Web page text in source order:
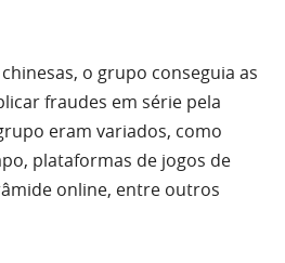
o grupo conseguia as
fraudes em série pela
eram variados, como
plataformas de jogos de
online, entre outros